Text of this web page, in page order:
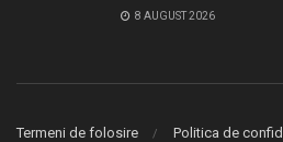
8 AUGUST 2026
Termeni de folosire Politica de